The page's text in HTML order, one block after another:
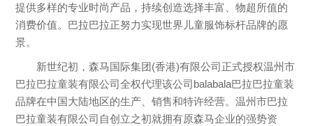
提供多样的专业时尚产品，持续创造选择丰富、物超所值的
消费价值。巴拉巴拉正努力实现世界儿童服饰标杆品牌的愿
景。
新世纪初，森马国际集团(香港)有限公司正式授权温州市
巴拉巴拉童装有限公司全权代理该公司balabala巴拉巴拉童装
品牌在中国大陆地区的生产、销售和特许经营。温州市巴拉
巴拉童装有限公司自创立之初就拥有原森马企业的强势资